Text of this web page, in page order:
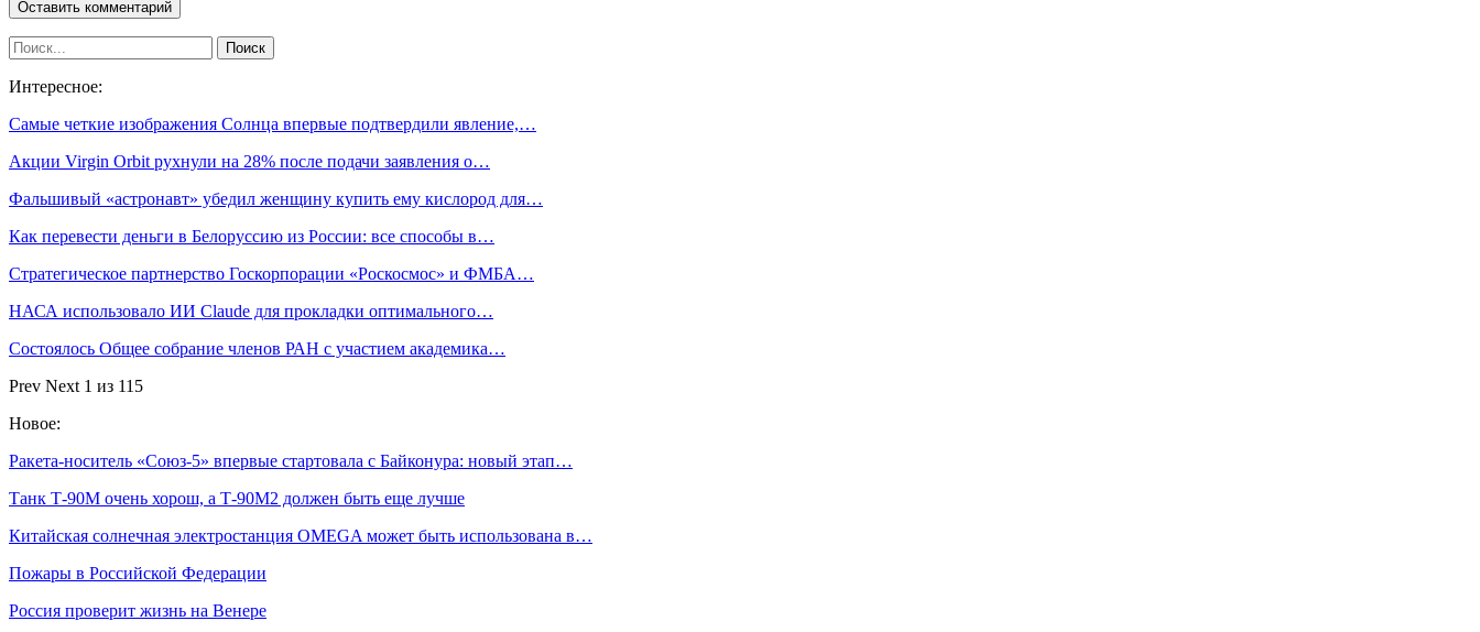
Интересное:
Самые четкие изображения Солнца впервые подтвердили явление,…
Акции Virgin Orbit рухнули на 28% после подачи заявления о…
Фальшивый «астронавт» убедил женщину купить ему кислород для…
Как перевести деньги в Белоруссию из России: все способы в…
Стратегическое партнерство Госкорпорации «Роскосмос» и ФМБА…
НАСА использовало ИИ Claude для прокладки оптимального…
Состоялось Общее собрание членов РАН с участием академика…
Prev Next 1 из 115
Новое:
Ракета-носитель «Союз-5» впервые стартовала с Байконура: новый этап…
Танк Т-90М очень хорош, а Т-90М2 должен быть еще лучше
Китайская солнечная электростанция OMEGA может быть использована в…
Пожары в Российской Федерации
Россия проверит жизнь на Венере